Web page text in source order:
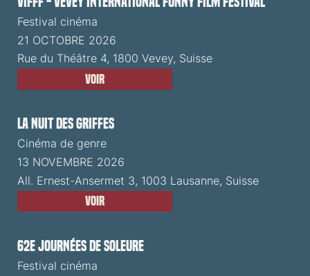
Festival cinéma
21 OCTOBRE 2026
Rue du Théâtre 4, 1800 Vevey, Suisse
Voir
La Nuit des Griffes
Cinéma de genre
13 NOVEMBRE 2026
All. Ernest-Ansermet 3, 1003 Lausanne, Suisse
Voir
62e Journées de Soleure
Festival cinéma